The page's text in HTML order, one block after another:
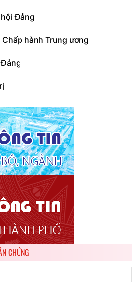
Đảng
Chấp hành Trung ương
Đảng
CHỨNG